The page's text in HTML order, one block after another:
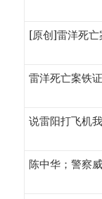
[原创]雷洋死
雷洋死亡案铁
说雷阳打飞机
陈中华；警察